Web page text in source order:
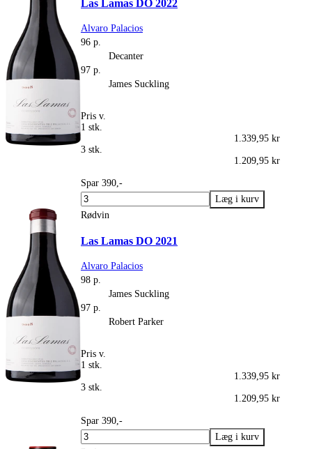
Las Lamas DO 2022
Alvaro Palacios
96 p.
Decanter
97 p.
James Suckling
Pris v.
1 stk.
1.339,95 kr
3 stk.
1.209,95 kr
Spar 390,-
Rødvin
Las Lamas DO 2021
Alvaro Palacios
98 p.
James Suckling
97 p.
Robert Parker
Pris v.
1 stk.
1.339,95 kr
3 stk.
1.209,95 kr
Spar 390,-